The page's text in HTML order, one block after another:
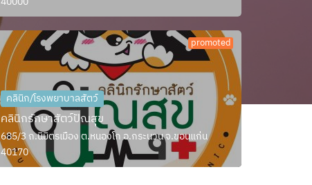
promoted
คลินิก/โรงพยาบาลสัตว์
คลินิกรักษาสัตว์ปัณสุข
685/3 ถ.นิมิตรเมือง ต.หนองโก อ.กระนวน จ.ขอนแก่น
40170